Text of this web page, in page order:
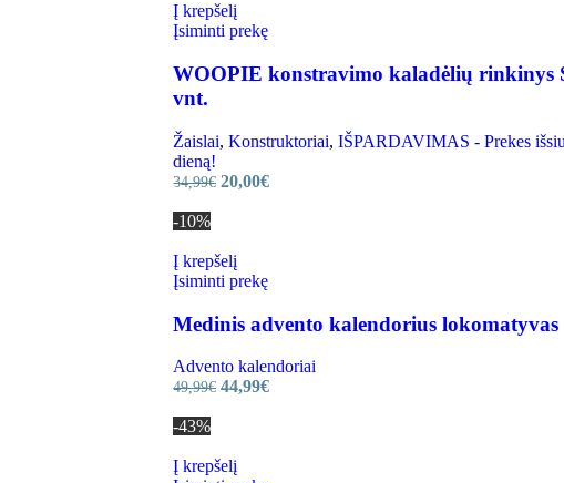
Į krepšelį
Įsiminti prekę
WOOPIE konstravimo kaladėlių rinkinys
vnt.
Žaislai, Konstruktoriai, IŠPARDAVIMAS - Prekes
dieną!
34,99€ 20,00€
-10%
Į krepšelį
Įsiminti prekę
Medinis advento kalendorius lokomatyvas
Advento kalendoriai
49,99€ 44,99€
-43%
Į krepšelį